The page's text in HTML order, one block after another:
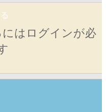
はログインが必